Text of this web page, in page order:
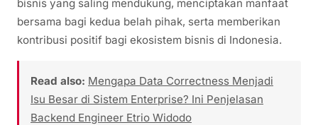
bisnis yang saling mendukung, menciptakan manfaat
bersama bagi kedua belah pihak, serta memberikan
kontribusi positif bagi ekosistem bisnis di Indonesia.
Read also: Mengapa Data Correctness Menjadi
Isu Besar di Sistem Enterprise? Ini Penjelasan
Backend Engineer Etrio Widodo